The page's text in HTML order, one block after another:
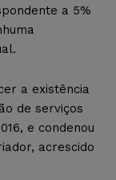
a 5%
a existência
de serviços
e condenou
acrescido